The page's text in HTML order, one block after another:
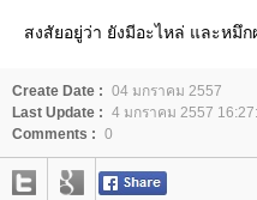
สงสัยอยู่ว่า ยังมีอะไหล่ และหมึ
Create Date : 04 มกราคม 2557
Last Update : 4 มกราคม 2557
Comments : 0